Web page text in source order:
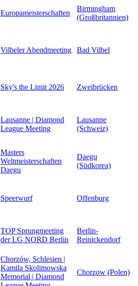
Europameisterschaften
Birmingham
(Großbritannien)
Vilbeler Abendmeeting Bad Vilbel
Sky's the Limit 2026 Zweibrücken
Lausanne | Diamond
League Meeting
Lausanne
(Schweiz)
Masters
Weltmeisterschaften
Daegu
Daegu
(Südkorea)
Speerwurf Offenburg
TOP Sprungmeeting
der LG NORD Berlin
Berlin-
Reinickendorf
Chorzów, Schlesien |
Kamila Skolimowska
Memorial | Diamond
Chorzow (Polen)